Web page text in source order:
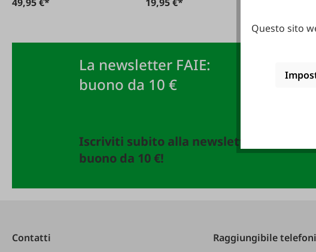
La newsletter FAIE:
buono da 10 €
Iscriviti subito alla newsletter FAIE e
buono da 10 €!
Contatti Raggiungibile
Questo sito